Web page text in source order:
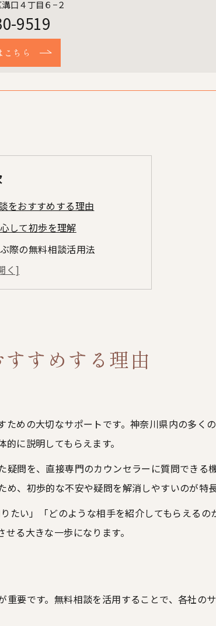
口４丁目６−２
9519
ちら
をおすすめする理由
して初歩を理解
際の無料相談活用法
の婚活スタートに最適な理由
性や実績を見極めるコツ
像を明確にする方法
面の不安を解消するコツ
し信頼できる出会いを実現
ート内容を比較検討
談を利用した安心への第一歩
を解消する理由
ビス内容を徹底確認
成婚までの流れを把握
効果もチェック
所無料相談で失敗しないコツ
えるべきポイント
すめする理由
めの大切なサポートです。神奈川県内の多く
に説明してもらえます。
問を、直接専門のカウンセラーに質問できる
、初歩的な不安や疑問を解消しやすいのが特長
い」「どのような相手を紹介してもらえるの
る大きな一歩になります。
要です。無料相談を活用することで、各社の